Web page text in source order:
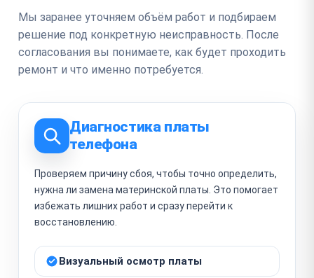
Мы заранее уточняем объём работ и подбираем
решение под конкретную неисправность. После
согласования вы понимаете, как будет проходить
ремонт и что именно потребуется.
Диагностика платы
телефона
Проверяем причину сбоя, чтобы точно определить,
нужна ли замена материнской платы. Это помогает
избежать лишних работ и сразу перейти к
восстановлению.
Визуальный осмотр платы